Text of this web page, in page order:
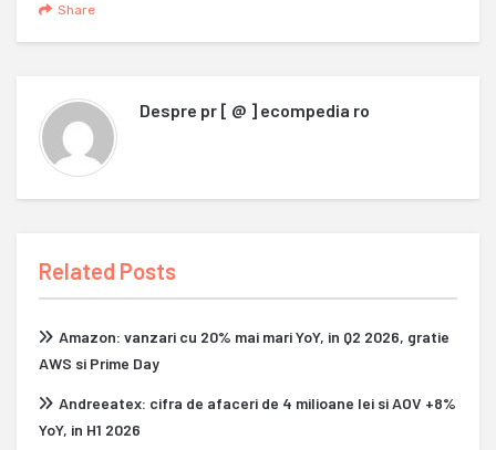
Share
Despre pr [ @ ] ecompedia ro
Related Posts
Amazon: vanzari cu 20% mai mari YoY, in Q2 2026, gratie
AWS si Prime Day
Andreeatex: cifra de afaceri de 4 milioane lei si AOV +8%
YoY, in H1 2026